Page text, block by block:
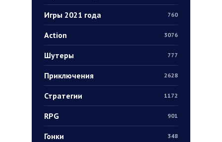
Игры 2021 года 760
Action 3076
Шутеры 777
Приключения 2628
Стратегии 1172
RPG 901
Гонки 348